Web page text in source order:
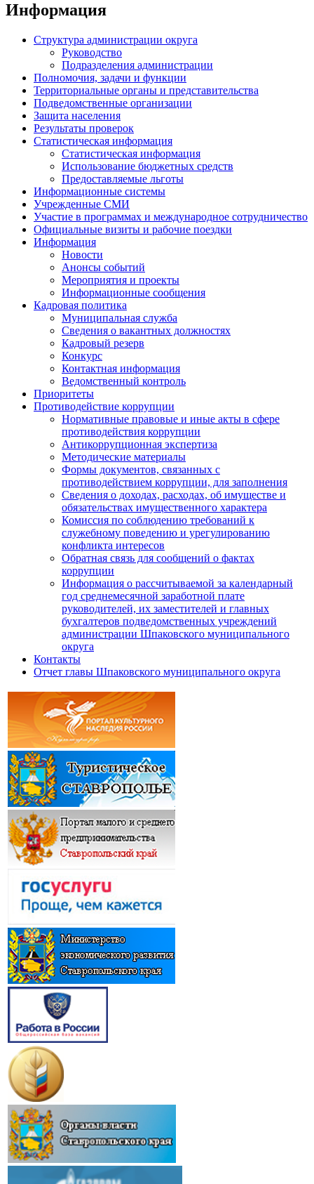
Информация
Структура администрации округа
Руководство
Подразделения администрации
Полномочия, задачи и функции
Территориальные органы и представительства
Подведомственные организации
Защита населения
Результаты проверок
Статистическая информация
Статистическая информация
Использование бюджетных средств
Предоставляемые льготы
Информационные системы
Учрежденные СМИ
Участие в программах и международное сотрудничество
Официальные визиты и рабочие поездки
Информация
Новости
Анонсы событий
Мероприятия и проекты
Информационные сообщения
Кадровая политика
Муниципальная служба
Сведения о вакантных должностях
Кадровый резерв
Конкурс
Контактная информация
Ведомственный контроль
Приоритеты
Противодействие коррупции
Нормативные правовые и иные акты в сфере
противодействия коррупции
Антикоррупционная экспертиза
Методические материалы
Формы документов, связанных с
противодействием коррупции, для заполнения
Сведения о доходах, расходах, об имуществе и
обязательствах имущественного характера
Комиссия по соблюдению требований к
служебному поведению и урегулированию
конфликта интересов
Обратная связь для сообщений о фактах
коррупции
Информация о рассчитываемой за календарный
год среднемесячной заработной плате
руководителей, их заместителей и главных
бухгалтеров подведомственных учреждений
администрации Шпаковского муниципального
округа
Контакты
Отчет главы Шпаковского муниципального округа